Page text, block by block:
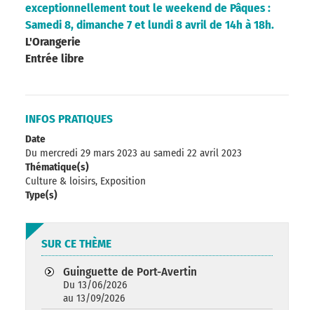
exceptionnellement tout le weekend de Pâques :
Samedi 8, dimanche 7 et lundi 8 avril de 14h à 18h.
L'Orangerie
Entrée libre
INFOS PRATIQUES
Date
Du mercredi 29 mars 2023 au samedi 22 avril 2023
Thématique(s)
Culture & loisirs, Exposition
Type(s)
SUR CE THÈME
Guinguette de Port-Avertin
Du 13/06/2026
au 13/09/2026